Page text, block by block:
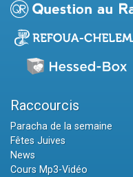
Raccourcis
Paracha de la semaine
Fêtes Juives
News
Cours Mp3-Vidéo